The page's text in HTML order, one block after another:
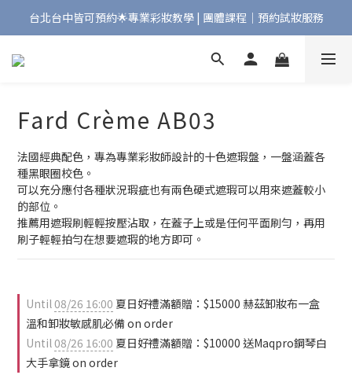
Bonjour!歡迎來到Maqpro | 全店2000免運🇫🇷
台北台中皆可預約🌟專業彩妝教學 | 團體課程｜預約試妝服務
Bonjour!歡迎來到Maqpro | 全店2000免運🇫🇷
Fard Crème AB03
法國經典配色，專為專業彩妝師設計的十色遮瑕盤，一盤涵蓋各
種黑眼圈校色。
可以充分應付各種狀況瑕疵也有兩色硬式遮瑕可以用來遮蓋較小
的部位。
推薦用遮瑕刷輕輕按壓沾取，在蓋子上或是任何平面刷勻，再用
刷子輕輕拍勻在想要遮瑕的地方即可。
Until08/26 16:00 夏日好禮滿額贈：$15000 赫茲卸妝布一盒
溫和卸妝敏感肌必備 on order
Until08/26 16:00 夏日好禮滿額贈：$10000 送Maqpro鋼琴白
大手拿鏡 on order